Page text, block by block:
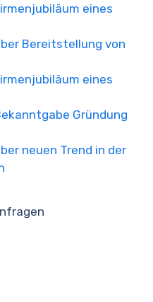
eines
Bereitstellung von
eines
Gründung
neuen Trend in der